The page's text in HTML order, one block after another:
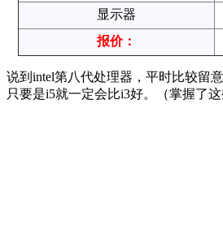
显示器
报价：
说到intel第八代处理器，平时比较留
只要是i5就一定会比i3好。（掌握了